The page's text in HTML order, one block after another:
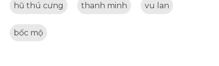
hũ thú cưng thanh minh vu lan
bốc mộ